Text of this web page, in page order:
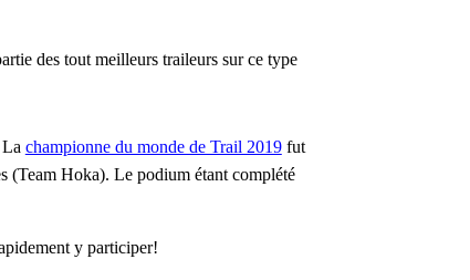
des tout meilleurs traileurs sur ce type
championne du monde de Trail 2019 fut
(Team Hoka). Le podium étant complété
y participer!